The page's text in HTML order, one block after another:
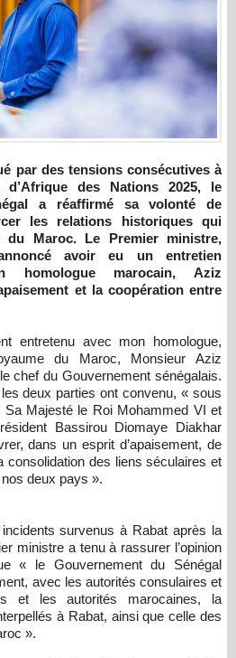
des Nations 2025, le
a réaffirmé sa volonté de
les relations historiques qui
du Maroc. Le Premier ministre,
avoir eu un entretien
homologue marocain, Aziz
et la coopération entre
entretenu avec mon homologue,
du Maroc, Monsieur Aziz
chef du Gouvernement sénégalais.
deux parties ont convenu, « sous
Sa Majesté le Roi Mohammed VI et
Bassirou Diomaye Diakhar
dans un esprit d’apaisement, de
consolidation des liens séculaires et
deux pays ».
survenus à Rabat après la
ministre a tenu à rassurer l’opinion
« le Gouvernement du Sénégal
avec les autorités consulaires et
et les autorités marocaines, la
à Rabat, ainsi que celle des
».